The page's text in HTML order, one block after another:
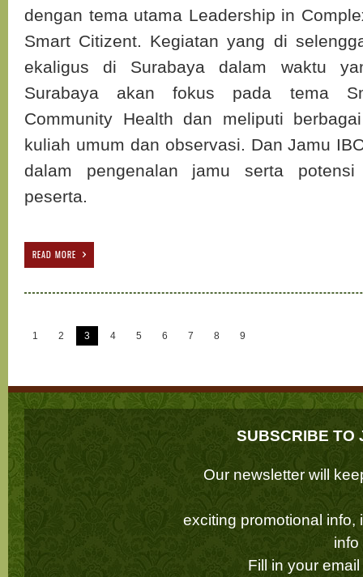
dengan tema utama Leadership in
Smart Citizent. Kegiatan yang di
ekaligus di Surabaya dalam waktu
Surabaya akan fokus pada tema
Community Health dan meliputi
kuliah umum dan observasi. Dan Jamu
dalam pengenalan jamu serta
peserta.
READ MORE
1 2 3 4 5 6 7 8 9
SUBSCRIBE TO
Our newsletter will
exciting promotional info,
info
Fill in your